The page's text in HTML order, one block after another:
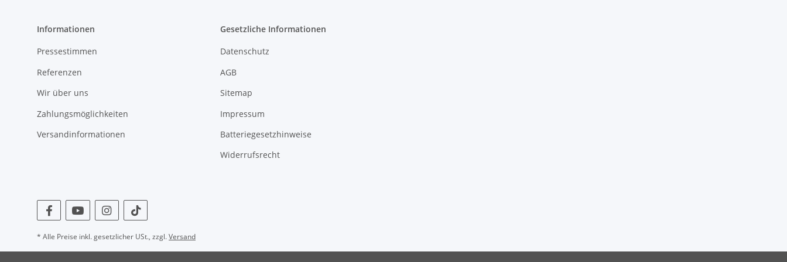
Informationen
Pressestimmen
Referenzen
Wir über uns
Zahlungsmöglichkeiten
Versandinformationen
Gesetzliche Informationen
Datenschutz
AGB
Sitemap
Impressum
Batteriegesetzhinweise
Widerrufsrecht
* Alle Preise inkl. gesetzlicher USt., zzgl.Versand